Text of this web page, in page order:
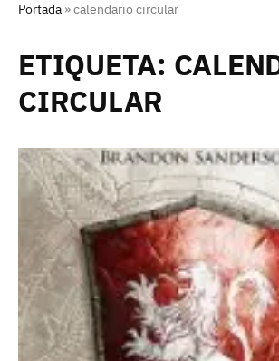
Portada »calendario circular
ETIQUETA:
CIRCULAR